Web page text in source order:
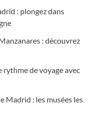
: plongez dans
: découvrez
rythme de voyage avec
Madrid : les musées les